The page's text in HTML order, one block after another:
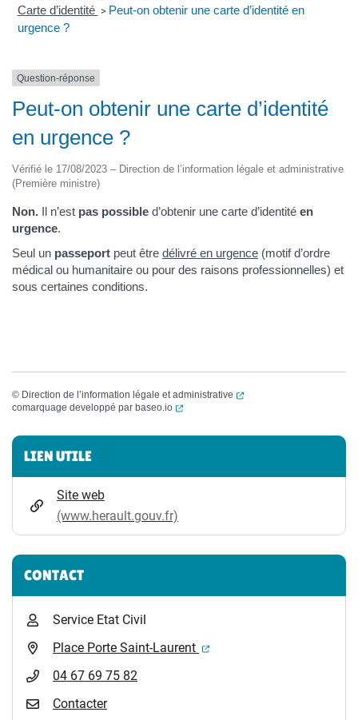
Carte d’identité > Peut-on obtenir une carte d’identité en
urgence ?
Question-réponse
Peut-on obtenir une carte d’identité
en urgence ?
Vérifié le 17/08/2023 – Direction de l’information légale et administrative
(Première ministre)
Non. Il n’est pas possible d’obtenir une carte d’identité en
urgence.
Seul un passeport peut être délivré en urgence (motif d’ordre
médical ou humanitaire ou pour des raisons professionnelles) et
sous certaines conditions.
© Direction de l’information légale et administrative
(ouverture dans un
comarquage developpé par baseo.io (ouverture dans un nouvel onglet)
Informations complémentaires
LIEN UTILE
Site web
(www.herault.gouv.fr)
CONTACT
Service Etat Civil
Place Porte Saint-Laurent
(ouverture dans un
04 67 69 75 82
Contacter